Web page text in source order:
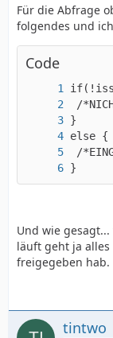
Für die Abfrage
folgendes und
Code
}
Und wie
läuft geht ja
freigegeben hab.
tintwo